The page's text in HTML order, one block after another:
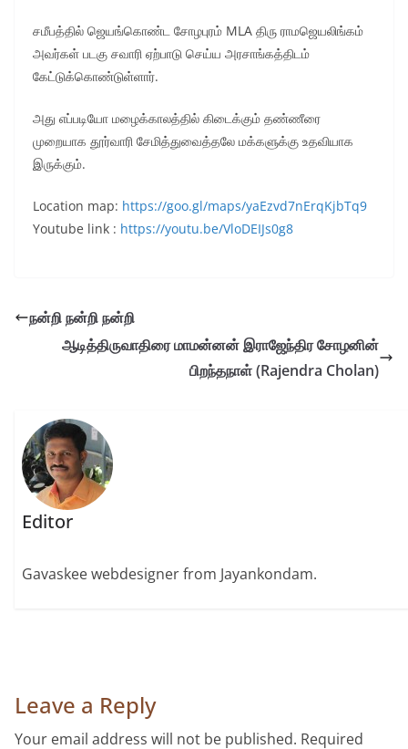
சமீபத்தில் ஜெயங்கொண்ட சோழபுரம் MLA திரு ராமஜெயலிங்கம்
அவர்கள் படகு சவாரி ஏற்பாடு செய்ய அரசாங்கத்திடம்
கேட்டுக்கொண்டுள்ளார்.
அது எப்படியோ மழைக்காலத்தில் கிடைக்கும் தண்ணீரை
முறையாக தூர்வாரி சேமித்துவைத்தலே மக்களுக்கு உதவியாக
இருக்கும்.
Location map: https://goo.gl/maps/yaEzvd7nErqKjbTq9
Youtube link : https://youtu.be/VloDEIJs0g8
நன்றி நன்றி நன்றி
ஆடித்திருவாதிரை மாமன்னன் இராஜேந்திர சோழனின்
பிறந்தநாள் (Rajendra Cholan)
Editor
Gavaskee webdesigner from Jayankondam.
Leave a Reply
Your email address will not be published. Required